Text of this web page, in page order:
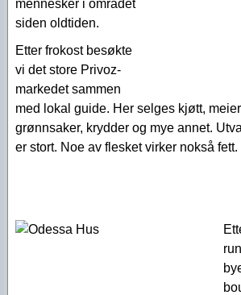
mennesker i området
siden oldtiden.
Etter frokost besøkte
vi det store Privoz-
markedet sammen
med lokal guide. Her selges kjøtt,
grønnsaker, krydder og mye annet.
er stort. Noe av flesket virker nokså fett.